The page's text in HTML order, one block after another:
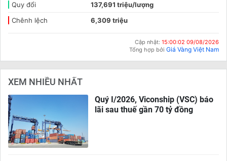
Quy đổi
137,691 triệu/lượng
Chênh lệch
6,309 triệu
Cập nhật: 15:00:02 09/08/2026
Tổng hợp bởi Giá Vàng Việt Nam
XEM NHIỀU NHẤT
Quý I/2026, Viconship (VSC) báo
lãi sau thuế gần 70 tỷ đồng